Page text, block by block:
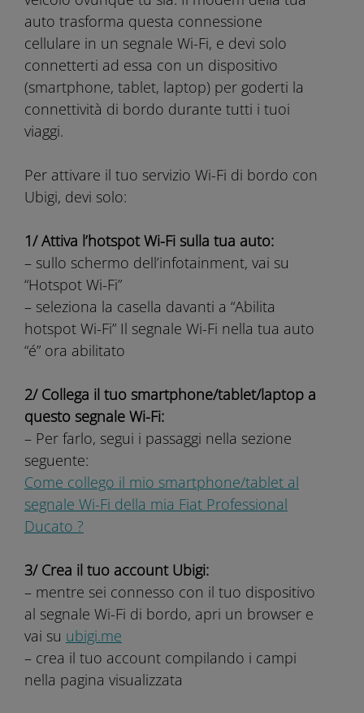
auto trasforma questa connessione
cellulare in un segnale Wi-Fi, e devi solo
connetterti ad essa con un dispositivo
(smartphone, tablet, laptop) per goderti la
connettività di bordo durante tutti i tuoi
viaggi.
Per attivare il tuo servizio Wi-Fi di bordo con
Ubigi, devi solo:
1/ Attiva l’hotspot Wi-Fi sulla tua auto:
– sullo schermo dell’infotainment, vai su
“Hotspot Wi-Fi”
– seleziona la casella davanti a “Abilita
hotspot Wi-Fi” Il segnale Wi-Fi nella tua auto
“é” ora abilitato
2/ Collega il tuo smartphone/tablet/laptop a
questo segnale Wi-Fi:
– Per farlo, segui i passaggi nella sezione
seguente:
Come collego il mio smartphone/tablet al
segnale Wi-Fi della mia Fiat Professional
Ducato ?
3/ Crea il tuo account Ubigi:
– mentre sei connesso con il tuo dispositivo
al segnale Wi-Fi di bordo, apri un browser e
vai su ubigi.me
– crea il tuo account compilando i campi
nella pagina visualizzata